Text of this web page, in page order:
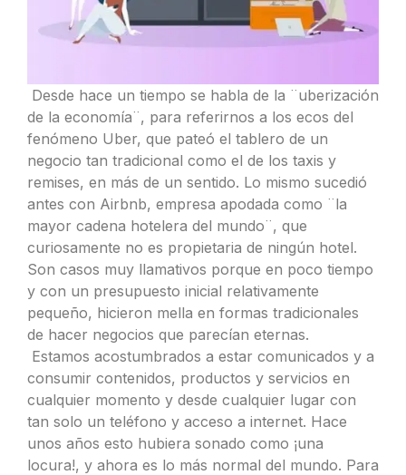
Desde hace un tiempo se habla de la ¨uberización
de la economía¨, para referirnos a los ecos del
fenómeno Uber, que pateó el tablero de un
negocio tan tradicional como el de los taxis y
remises, en más de un sentido. Lo mismo sucedió
antes con Airbnb, empresa apodada como ¨la
mayor cadena hotelera del mundo¨, que
curiosamente no es propietaria de ningún hotel.
Son casos muy llamativos porque en poco tiempo
y con un presupuesto inicial relativamente
pequeño, hicieron mella en formas tradicionales
de hacer negocios que parecían eternas.
Estamos acostumbrados a estar comunicados y a
consumir contenidos, productos y servicios en
cualquier momento y desde cualquier lugar con
tan solo un teléfono y acceso a internet. Hace
unos años esto hubiera sonado como ¡una
locura!, y ahora es lo más normal del mundo. Para